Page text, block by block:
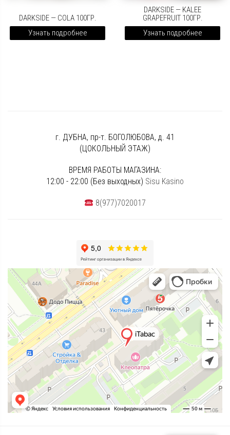
DARKSIDE — COLA 100ГР.
Узнать подробнее
DARKSIDE — KALEE
GRAPEFRUIT 100ГР.
Узнать подробнее
г. ДУБНА, пр-т. БОГОЛЮБОВА, д. 41
(ЦОКОЛЬНЫЙ ЭТАЖ)
ВРЕМЯ РАБОТЫ МАГАЗИНА:
12:00 - 22:00 (Без выходных) Sisu Kasino
8(977)7020017